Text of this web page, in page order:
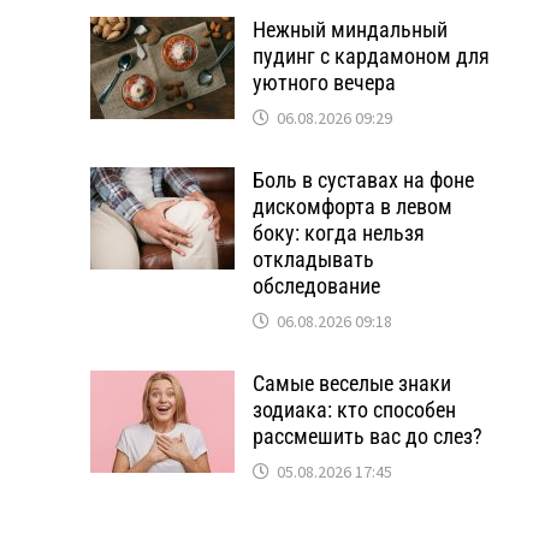
Нежный миндальный
пудинг с кардамоном для
уютного вечера
06.08.2026 09:29
Боль в суставах на фоне
дискомфорта в левом
боку: когда нельзя
откладывать
обследование
06.08.2026 09:18
Самые веселые знаки
зодиака: кто способен
рассмешить вас до слез?
05.08.2026 17:45